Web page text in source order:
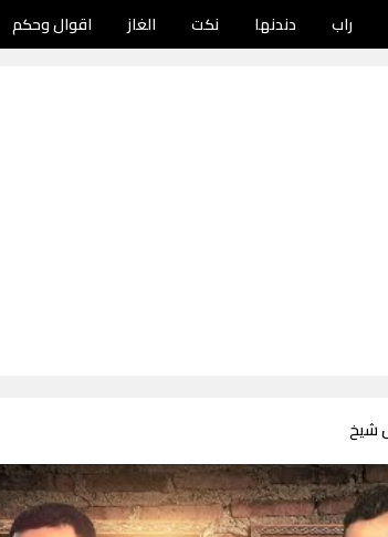
راب دندنها نكت الغاز اقوال وحكم
شيخ